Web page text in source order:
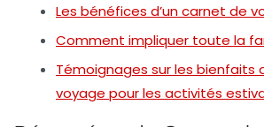
Les bénéfices d’un carnet de
Comment impliquer toute la
Témoignages sur les bienfaits
voyage pour les activités